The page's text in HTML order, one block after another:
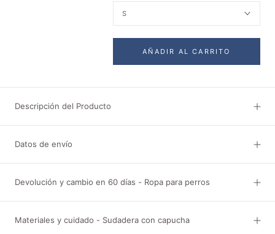
S
AÑADIR AL CARRITO
Descripción del Producto
Datos de envío
Devolución y cambio en 60 días - Ropa para perros
Materiales y cuidado - Sudadera con capucha